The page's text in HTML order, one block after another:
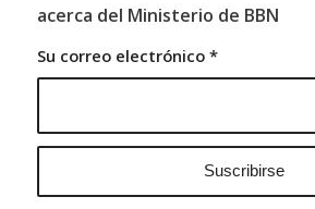
acerca del Ministerio de BBN
Su correo electrónico *